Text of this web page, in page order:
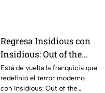
México
Regresa Insidious con
Insidious: Out of the
Further; esto revela el
aterrador primer tráiler
Está de vuelta la franquicia que
redefinió el terror moderno
con Insidious: Out of the